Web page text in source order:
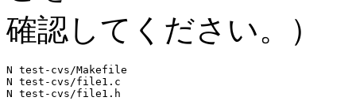
確認してください。）
N test-cvs/Makefile
N test-cvs/file1.c
N test-cvs/file1.h